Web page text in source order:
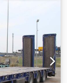
απάτη
αιτήματα
θα
ο ΈΓΚΥΡΟΣ
να
μέσω
αριθμό
Για